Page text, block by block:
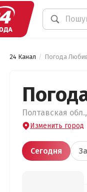
24 Канал Погода
Полтавская
Изменить город
Сегодня